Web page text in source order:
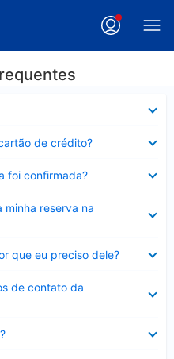
de crédito?
foi confirmada?
minha reserva na
que eu preciso dele?
de contato da